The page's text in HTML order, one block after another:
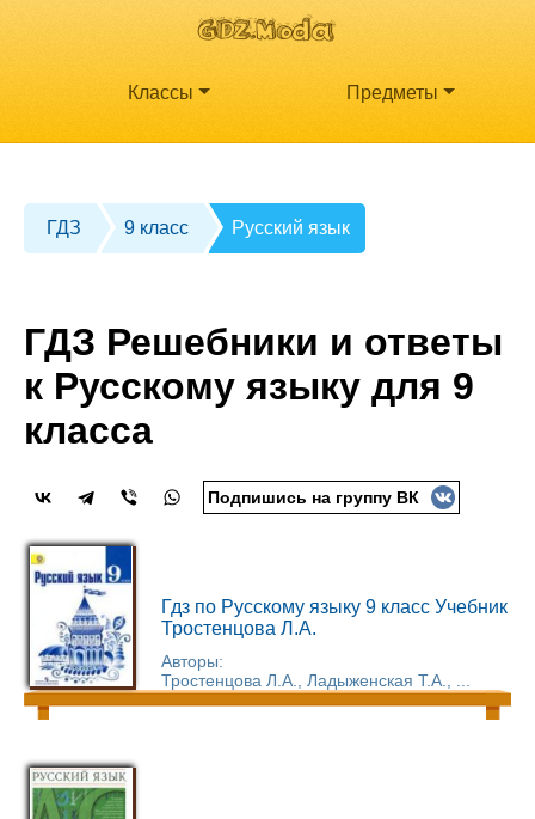
Классы Предметы
ГДЗ 9 класс Русский язык
ГДЗ Решебники и ответы
к Русскому языку для 9
класса
Подпишись на группу ВК
Гдз по Русскому языку 9 класс Учебник
Тростенцова Л.А.
Авторы:
Тростенцова Л.А., Ладыженская Т.А., ...